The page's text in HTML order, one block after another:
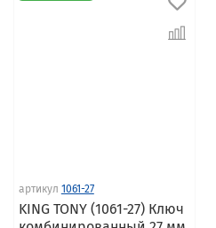
артикул 1061-27
KING TONY (1061-27) Ключ